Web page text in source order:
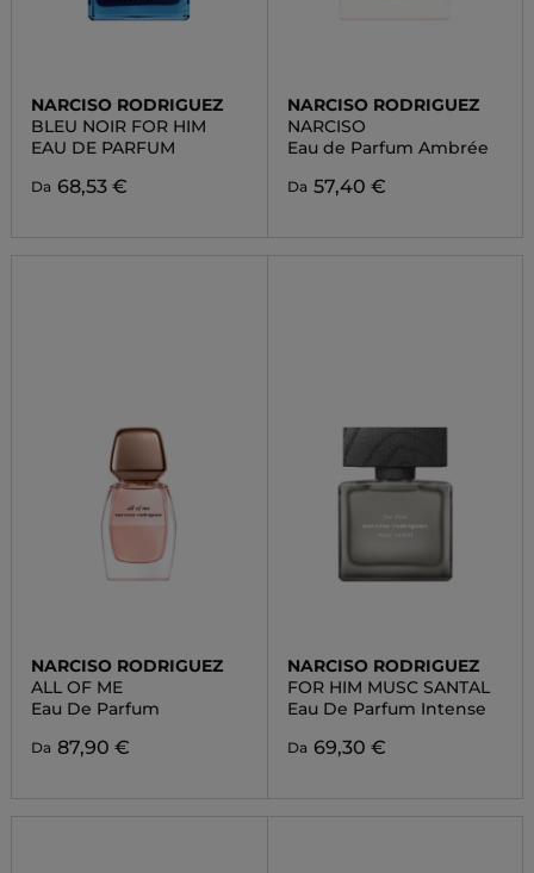
NARCISO RODRIGUEZ
BLEU NOIR FOR HIM
EAU DE PARFUM
Da 68,53 €
NARCISO RODRIGUEZ
NARCISO
Eau de Parfum Ambrée
Da 57,40 €
NARCISO RODRIGUEZ
ALL OF ME
Eau De Parfum
Da 87,90 €
NARCISO RODRIGUEZ
FOR HIM MUSC SANTAL
Eau De Parfum Intense
Da 69,30 €